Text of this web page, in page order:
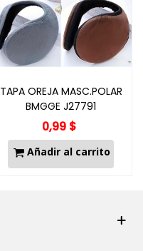
TAPA OREJA MASC.POLAR
BMGGE J27791
0,99 $
Añadir al carrito